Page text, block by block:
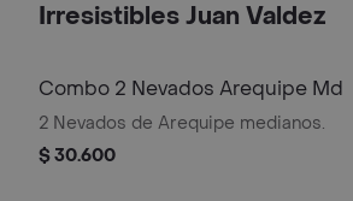
Irresistibles Juan Valdez
Combo 2 Nevados Arequipe Md
2 Nevados de Arequipe medianos.
$ 30.600